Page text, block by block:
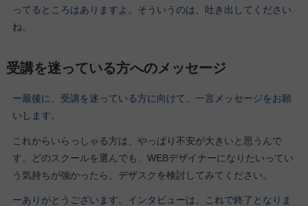
ってるところはありますよ。そういうのは、吐き出してください
ね。
受講を迷っている方へのメッセージ
ー最後に、受講を迷っている方に向けて、一言メッセージをお願
いします。
これからいらっしゃる方は、やっぱり不安が大きいと思うんで
す。どのスクールを選んでも、WEBデザイナーになりたいってい
う気持ちが強かったら、デザスクを検討してみてください。
ーありがとうございます。インタビューは、これで終了となりま